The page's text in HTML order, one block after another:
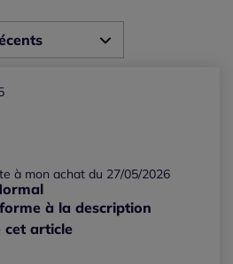
à mon achat du 27/05/2026
à la description
cet article